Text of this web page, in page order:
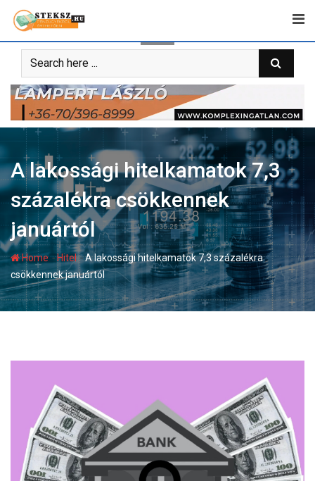
content
A lakossági hitelkamatok 7,3
százalékra csökkennek
januártól
Home-Hitel-A lakossági hitelkamatok 7,3 százalékra
csökkennek januártól